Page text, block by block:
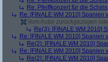
Re: Pfeiffkonzert für die Schiris
Re: [FINALE WM 2010] Spanien
Vom Autor zurückgezogen
Re(3): [FINALE WM 2010]
Re: [FINALE WM 2010] Spanien
Re(2): [FINALE WM 2010]
Re: [FINALE WM 2010] Spanien
Re(2): [FINALE WM 2010]